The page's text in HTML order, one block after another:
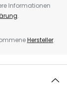
Informationen
.
Hersteller.